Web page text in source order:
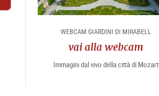
WEBCAM GIARDINI DI MIRABELL
vai alla webcam
Immagini dal vivo della città di Mozart